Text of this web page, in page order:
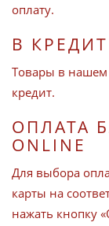
оплату.
В КРЕДИТ
Товары в нашем
кредит.
ОПЛАТА
ONLINE
Для выбора
карты на
нажать кнопку